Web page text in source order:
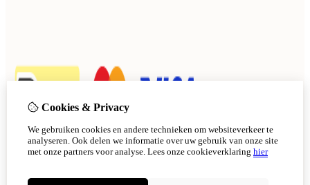
Cookies & Privacy
We gebruiken cookies en andere technieken om websiteverkeer te
analyseren. Ook delen we informatie over uw gebruik van onze site
met onze partners voor analyse. Lees onze cookieverklaring hier